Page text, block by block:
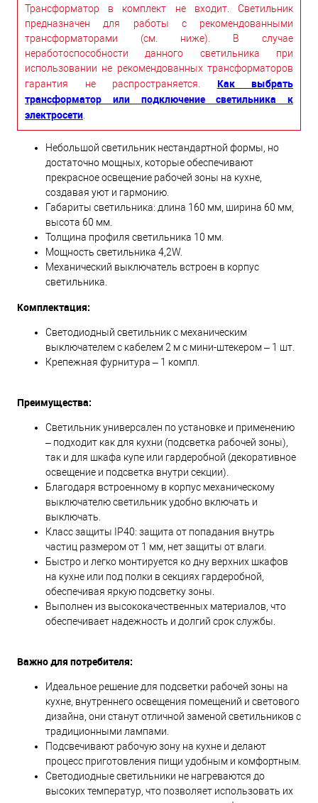
Трансформатор в комплект не входит. Светильник
предназначен для работы с рекомендованными
трансформаторами (см. ниже). В случае
неработоспособности данного светильника при
использовании не рекомендованных трансформаторов
гарантия не распространяется. Как выбрать
трансформатор или подключение светильника к
электросети.
Небольшой светильник нестандартной формы, но
достаточно мощных, которые обеспечивают
прекрасное освещение рабочей зоны на кухне,
создавая уют и гармонию.
Габариты светильника: длина 160 мм, ширина 60 мм,
высота 60 мм.
Толщина профиля светильника 10 мм.
Мощность светильника 4,2W.
Механический выключатель встроен в корпус
светильника.
Комплектация:
Светодиодный светильник с механическим
выключателем с кабелем 2 м с мини-штекером – 1 шт.
Крепежная фурнитура – 1 компл.
Преимущества:
Светильник универсален по установке и применению
– подходит как для кухни (подсветка рабочей зоны),
так и для шкафа купе или гардеробной (декоративное
освещение и подсветка внутри секции).
Благодаря встроенному в корпус механическому
выключателю светильник удобно включать и
выключать.
Класс защиты IP40: защита от попадания внутрь
частиц размером от 1 мм, нет защиты от влаги.
Быстро и легко монтируется ко дну верхних шкафов
на кухне или под полки в секциях гардеробной,
обеспечивая яркую подсветку зоны.
Выполнен из высококачественных материалов, что
обеспечивает надежность и долгий срок службы.
Важно для потребителя:
Идеальное решение для подсветки рабочей зоны на
кухне, внутреннего освещения помещений и светового
дизайна, они станут отличной заменой светильников с
традиционными лампами.
Подсвечивают рабочую зону на кухне и делают
процесс приготовления пищи удобным и комфортным.
Светодиодные светильники не нагреваются до
высоких температур, что позволяет использовать их